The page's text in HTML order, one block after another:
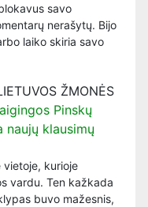
savo
nerašytų. Bijo
laiko skiria savo
ŽMONĖS
Pinskų
klausimų
vietoje, kurioje
vardu. Ten kažkada
buvo mažesnis,